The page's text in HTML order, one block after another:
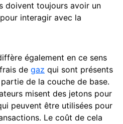
doivent toujours avoir un
interagir avec la
également en ce sens
de gaz qui sont présents
de la couche de base.
misent des jetons pour
peuvent être utilisées pour
Le coût de cela